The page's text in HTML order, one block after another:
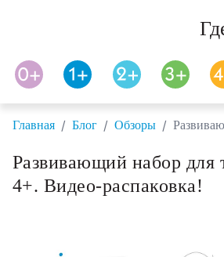
Главная / Блог / Обзоры /
Развивающий набор для
4+. Видео-распаковка!